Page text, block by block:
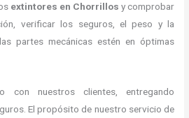
extintores en Chorrillos y comprobar
verificar los seguros, el peso y la
partes mecánicas estén en óptimas
con nuestros clientes, entregando
El propósito de nuestro servicio de